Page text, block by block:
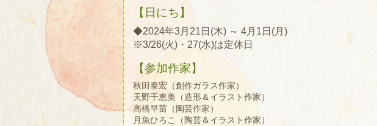
【日にち】
◆2024年3月21日(木) ～ 4月1日(月)
※3/26(火)・27(水)は定休日
【参加作家】
秋田泰宏（創作ガラス作家）
天野千恵美（造形＆イラスト作家）
高橋早苗（陶芸作家）
月魚ひろこ（陶芸＆イラスト作家）